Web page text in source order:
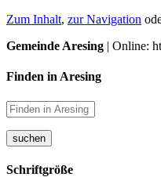
Zum Inhalt, zur Navigation
Gemeinde Aresing | Online:
Finden in Aresing
suchen
Schriftgröße